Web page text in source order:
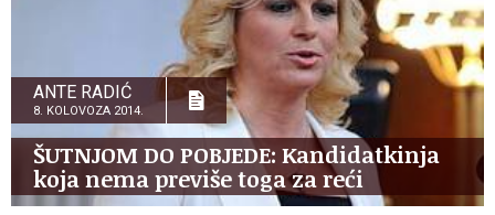
ANTE RADIĆ
8. KOLOVOZA 2014.
ŠUTNJOM DO POBJEDE: Kandidatkinja
koja nema previše toga za reći